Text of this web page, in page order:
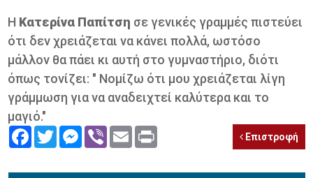
Η Κατερίνα Παπίτση σε γενικές γραμμές πιστεύει
ότι δεν χρειάζεται να κάνει πολλά, ωστόσο
μάλλον θα πάει κι αυτή στο γυμναστήριο, διότι
όπως τονίζει: " Νομίζω ότι μου χρειάζεται λίγη
γράμμωση για να αναδειχτεί καλύτερα και το
μαγιό."
FacebookTwitterMessenger
Viber Email Επιστροφή